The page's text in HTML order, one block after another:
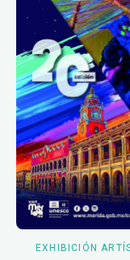
EXHIBICIÓN